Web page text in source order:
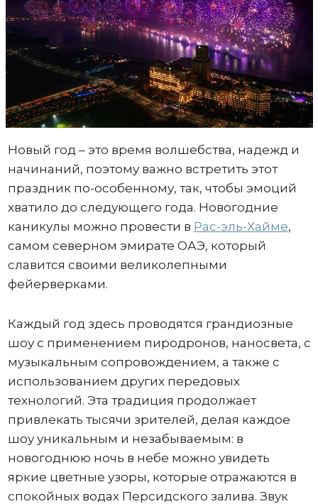
Новый год – это время волшебства, надежд и
начинаний, поэтому важно встретить этот
праздник по-особенному, так, чтобы эмоций
хватило до следующего года. Новогодние
каникулы можно провести в Рас-эль-Хайме,
самом северном эмирате ОАЭ, который
славится своими великолепными
фейерверками.
Каждый год здесь проводятся грандиозные
шоу с применением пиродронов, наносвета, с
музыкальным сопровождением, а также с
использованием других передовых
технологий. Эта традиция продолжает
привлекать тысячи зрителей, делая каждое
шоу уникальным и незабываемым: в
новогоднюю ночь в небе можно увидеть
яркие цветные узоры, которые отражаются в
спокойных водах Персидского залива. Звук